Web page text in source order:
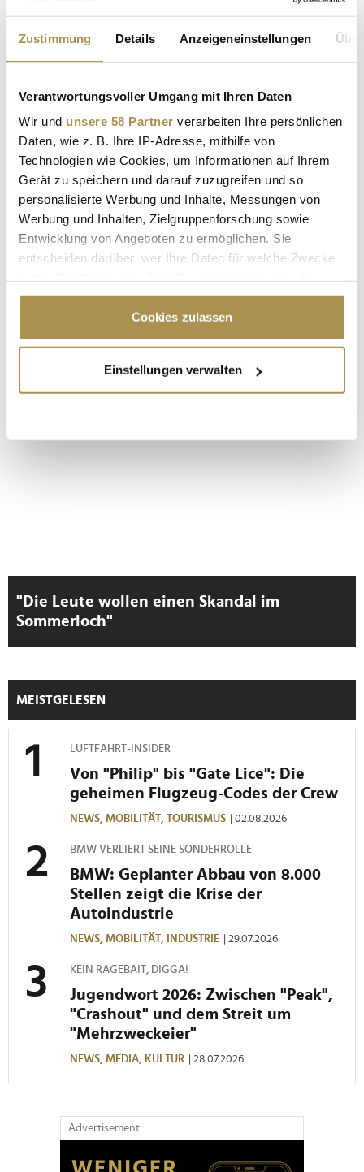
Zustimmung Details Anzeigeneinstellungen
Verantwortungsvoller Umgang mit Ihren Daten
Wir und unsere 58 Partner verarbeiten Ihre persönlichen
Daten, wie z. B. Ihre IP-Adresse, mithilfe von
Technologien wie Cookies, um Informationen auf Ihrem
Gerät zu speichern und darauf zuzugreifen und so
personalisierte Werbung und Inhalte, Messungen von
Werbung und Inhalten, Zielgruppenforschung sowie
Entwicklung von Angeboten zu ermöglichen. Sie
entscheiden darüber, wer Ihre Daten für welche Zwecke
Cookie-Erklärung oder durch Klicken auf das Privacy
Trigger Symbol ändern oder widerrufen
Informationen über Ihre geografische Lage
erfassen, welche bis auf einige Meter genau sein
personalisieren, Funktionen für soziale Medien anbieten
zu können und die Zugriffe auf unsere Website zu
analysieren. Außerdem geben wir Informationen zu Ihrer
weiteren Daten zusammen, die Sie ihnen bereitgestellt
gesammelt haben.
Cookies zulassen
Einstellungen verwalten
Kommentar:*
Sicherheitscode bestätigen:*
* Pflichtfelder.
"Die Leute wollen einen Skandal im
Sommerloch"
MEISTGELESEN
LUFTFAHRT-INSIDER
Von "Philip" bis "Gate Lice": Die
geheimen Flugzeug-Codes der Crew
NEWS, MOBILITÄT, TOURISMUS | 02.08.2026
BMW VERLIERT SEINE SONDERROLLE
BMW: Geplanter Abbau von 8.000
Stellen zeigt die Krise der
Autoindustrie
NEWS, MOBILITÄT, INDUSTRIE | 29.07.2026
KEIN RAGEBAIT, DIGGA!
Jugendwort 2026: Zwischen "Peak",
"Crashout" und dem Streit um
"Mehrzweckeier"
NEWS, MEDIA, KULTUR | 28.07.2026
Advertisement